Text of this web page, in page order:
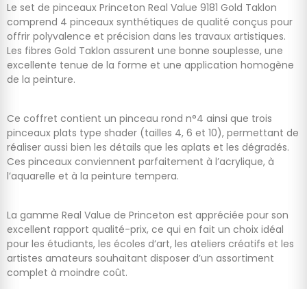
Le set de pinceaux Princeton Real Value 9181 Gold Taklon
comprend 4 pinceaux synthétiques de qualité conçus pour
offrir polyvalence et précision dans les travaux artistiques.
Les fibres Gold Taklon assurent une bonne souplesse, une
excellente tenue de la forme et une application homogène
de la peinture.
Ce coffret contient un pinceau rond n°4 ainsi que trois
pinceaux plats type shader (tailles 4, 6 et 10), permettant de
réaliser aussi bien les détails que les aplats et les dégradés.
Ces pinceaux conviennent parfaitement à l’acrylique, à
l’aquarelle et à la peinture tempera.
La gamme Real Value de Princeton est appréciée pour son
excellent rapport qualité-prix, ce qui en fait un choix idéal
pour les étudiants, les écoles d’art, les ateliers créatifs et les
artistes amateurs souhaitant disposer d’un assortiment
complet à moindre coût.